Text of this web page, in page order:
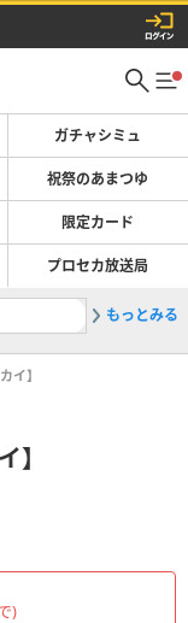
ガチャシミュ
祝祭のあまつゆ
限定カード
プロセカ放送局
2マイセ
もっとみる
イ】
】
)